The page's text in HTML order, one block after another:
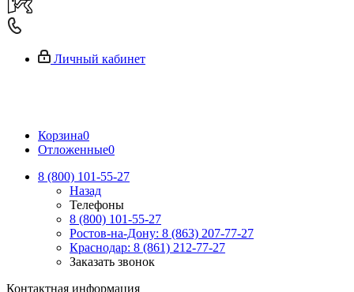
Личный кабинет
Корзина0
Отложенные0
8 (800) 101-55-27
Назад
Телефоны
8 (800) 101-55-27
Ростов-на-Дону: 8 (863) 207-77-27
Краснодар: 8 (861) 212-77-27
Заказать звонок
Контактная информация